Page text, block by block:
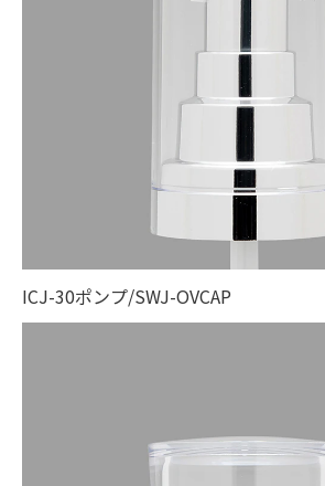
ICJ-30ポンプ/SWJ-OVCAP